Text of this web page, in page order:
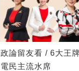
政論留友看 / 6大王
電民主流水席